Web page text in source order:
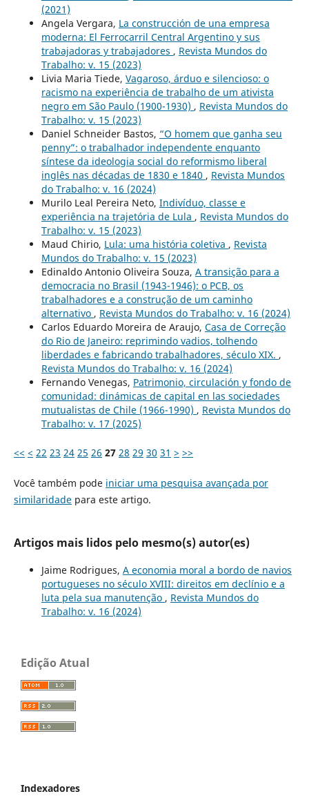
(2021)
Angela Vergara, La construcción de una empresa
moderna: El Ferrocarril Central Argentino y sus
trabajadoras y trabajadores , Revista Mundos do
Trabalho: v. 15 (2023)
Livia Maria Tiede, Vagaroso, árduo e silencioso: o
racismo na experiência de trabalho de um ativista
negro em São Paulo (1900-1930) , Revista Mundos do
Trabalho: v. 15 (2023)
Daniel Schneider Bastos, “O homem que ganha seu
penny”: o trabalhador independente enquanto
síntese da ideologia social do reformismo liberal
inglês nas décadas de 1830 e 1840 , Revista Mundos
do Trabalho: v. 16 (2024)
Murilo Leal Pereira Neto, Indivíduo, classe e
experiência na trajetória de Lula , Revista Mundos do
Trabalho: v. 15 (2023)
Maud Chirio, Lula: uma história coletiva , Revista
Mundos do Trabalho: v. 15 (2023)
Edinaldo Antonio Oliveira Souza, A transição para a
democracia no Brasil (1943-1946): o PCB, os
trabalhadores e a construção de um caminho
alternativo , Revista Mundos do Trabalho: v. 16 (2024)
Carlos Eduardo Moreira de Araujo, Casa de Correção
do Rio de Janeiro: reprimindo vadios, tolhendo
liberdades e fabricando trabalhadores, século XIX. ,
Revista Mundos do Trabalho: v. 16 (2024)
Fernando Venegas, Patrimonio, circulación y fondo de
comunidad: dinámicas de capital en las sociedades
mutualistas de Chile (1966-1990) , Revista Mundos do
Trabalho: v. 17 (2025)
<< < 22 23 24 25 26 27 28 29 30 31 > >>
Você também pode iniciar uma pesquisa avançada por
similaridadepara este artigo.
Artigos mais lidos pelo mesmo(s) autor(es)
Jaime Rodrigues, A economia moral a bordo de navios
portugueses no século XVIII: direitos em declínio e a
luta pela sua manutenção , Revista Mundos do
Trabalho: v. 16 (2024)
Edição Atual
Indexadores